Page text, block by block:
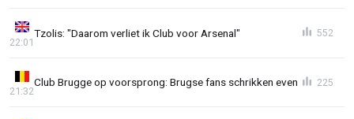
Tzolis: "Daarom verliet ik Club voor Arsenal"
22:01
552
Club Brugge op voorsprong: Brugse fans schrikken even
21:32
225